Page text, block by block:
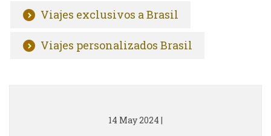
Viajes exclusivos a Brasil
Viajes personalizados Brasil
14 May 2024 |